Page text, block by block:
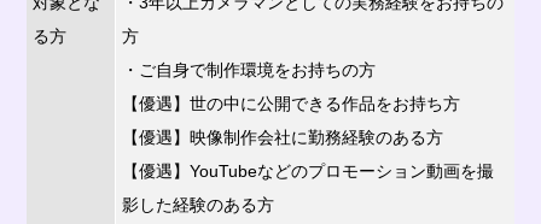
る方
方
・ご自身で制作環境をお持ちの方
【優遇】世の中に公開できる作品をお持ち方
【優遇】映像制作会社に勤務経験のある方
【優遇】YouTubeなどのプロモーション動画を撮
影した経験のある方